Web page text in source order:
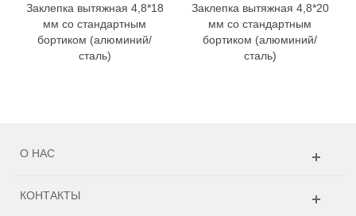
Заклепка вытяжная 4,8*18
мм со стандартным
бортиком (алюминий/
сталь)
Заклепка вытяжная 4,8*20
мм со стандартным
бортиком (алюминий/
сталь)
О НАС
КОНТАКТЫ